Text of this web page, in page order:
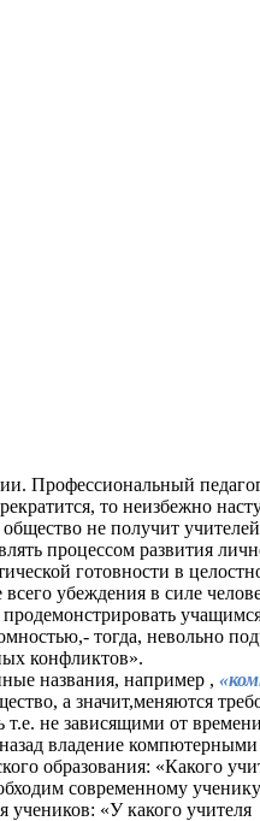
Профессиональный
то неизбежно
не получит
процессом развития
готовности в
убеждения в силе
тогда, невольно
конфликтов».
названия, например ,
а значит,меняются
не зависящими от
владение
образования: «Какого
современному
«У какого